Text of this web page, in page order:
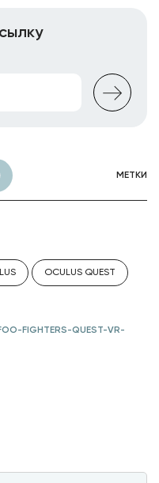
МЕТКИ
OCULUS QUEST
FIGHTERS-QUEST-VR-